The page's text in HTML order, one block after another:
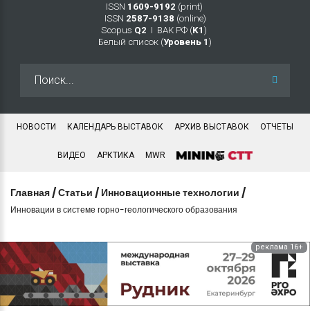
ISSN 1609-9192 (print)
ISSN 2587-9138 (online)
Scopus Q2 Ι ВАК РФ (K1 )
Белый список (Уровень 1 )
НОВОСТИ КАЛЕНДАРЬ ВЫСТАВОК АРХИВ ВЫСТАВОК ОТЧЕТЫ
ВИДЕО АРКТИКА MWR
Главная /Статьи / Инновационные технологии /
Инновации в системе горно-геологического образования
реклама 16+